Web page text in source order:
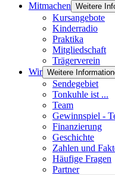
Mitmachen Weitere
Kursangebote
Kinderradio
Praktika
Mitgliedschaft
Trägerverein
Wir Weitere
Sendegebiet
Tonkuhle ist ...
Team
Gewinnspiel -
Finanzierung
Geschichte
Zahlen und
Häufige Fragen
Partner